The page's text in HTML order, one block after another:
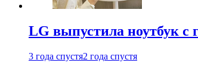
LG выпустила ноутбук с
3 года спустя2 года спустя